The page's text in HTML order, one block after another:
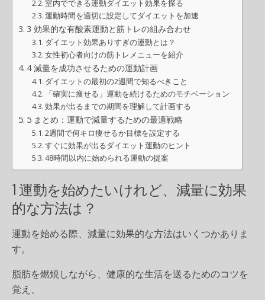
室内でできる運動ダイエット効果を探る
運動時間を適切に設定してダイエットを加速
3 効果的な有酸素運動と筋トレの組み合わせ
ダイエット効果ありすぎの運動とは？
女性初心者向けの筋トレメニューを紹介
4 減量を成功させるための運動計画
ダイエットの最初の2週間で知るべきこと
「確実に痩せる」運動を続けるためのモチベーション
効果が出るまでの期間を理解して計画する
5 まとめ：運動で減量するための最適戦略
2週間で何キロ痩せるか目標を設定する
すぐに効果が出るダイエット運動のヒント
48時間以内に始められる運動の提案
1 運動を始めたいけれど、減量に効果
的な方法は？
運動を始める際、減量に効果的な方法はいくつかありま
す。
脂肪を燃焼しながら、健康的な生活を送るためのコツを
覚え、